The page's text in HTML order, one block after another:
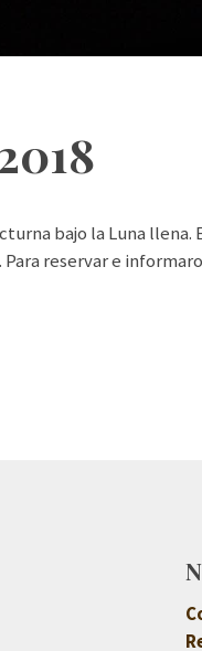
bajo la Luna llena.
reservar e